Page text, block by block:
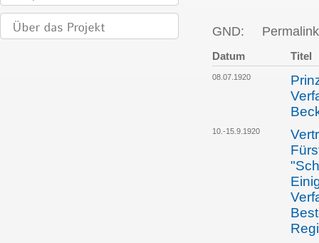
GND:
Datum Titel
08.07.1920
10.-15.9.1920